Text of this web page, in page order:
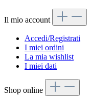
Il mio account
Accedi/Registrati
I miei ordini
La mia wishlist
I miei dati
Shop online